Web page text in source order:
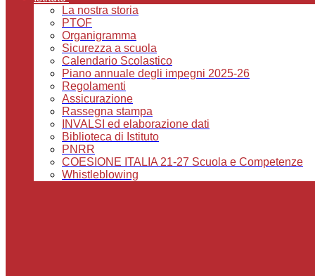
La nostra storia
PTOF
Organigramma
Sicurezza a scuola
Calendario Scolastico
Piano annuale degli impegni 2025-26
Regolamenti
Assicurazione
Rassegna stampa
INVALSI ed elaborazione dati
Biblioteca di Istituto
PNRR
COESIONE ITALIA 21-27 Scuola e Competenze
Whistleblowing